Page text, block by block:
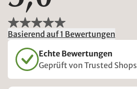
Basierend auf 1 Bewertungen
Echte Bewertungen
Geprüft von Trusted Shops